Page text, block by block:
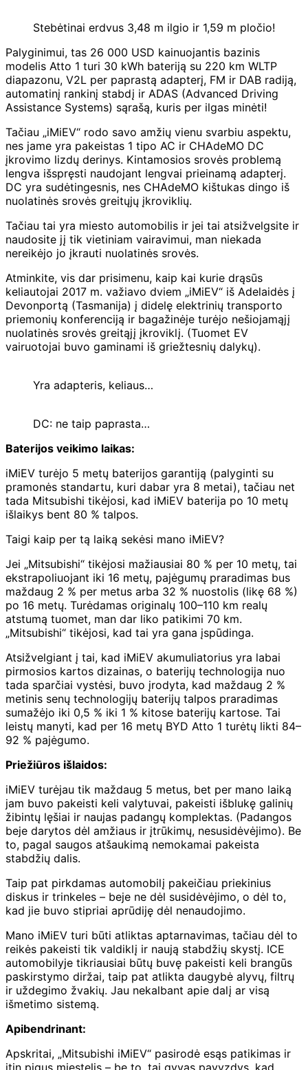
Stebėtinai erdvus 3,48 m ilgio ir 1,59 m pločio!
Palyginimui, tas 26 000 USD kainuojantis bazinis
modelis Atto 1 turi 30 kWh bateriją su 220 km WLTP
diapazonu, V2L per paprastą adapterį, FM ir DAB radiją,
automatinį rankinį stabdį ir ADAS (Advanced Driving
Assistance Systems) sąrašą, kuris per ilgas minėti!
Tačiau „iMiEV“ rodo savo amžių vienu svarbiu aspektu,
nes jame yra pakeistas 1 tipo AC ir CHAdeMO DC
įkrovimo lizdų derinys. Kintamosios srovės problemą
lengva išspręsti naudojant lengvai prieinamą adapterį.
DC yra sudėtingesnis, nes CHAdeMO kištukas dingo iš
nuolatinės srovės greitųjų įkroviklių.
Tačiau tai yra miesto automobilis ir jei tai atsižvelgsite ir
naudosite jį tik vietiniam vairavimui, man niekada
nereikėjo jo įkrauti nuolatinės srovės.
Atminkite, vis dar prisimenu, kaip kai kurie drąsūs
keliautojai 2017 m. važiavo dviem „iMiEV“ iš Adelaidės į
Devonportą (Tasmanija) į didelę elektrinių transporto
priemonių konferenciją ir bagažinėje turėjo nešiojamąjį
nuolatinės srovės greitąjį įkroviklį. (Tuomet EV
vairuotojai buvo gaminami iš griežtesnių dalykų).
Yra adapteris, keliaus…
DC: ne taip paprasta…
Baterijos veikimo laikas:
iMiEV turėjo 5 metų baterijos garantiją (palyginti su
pramonės standartu, kuri dabar yra 8 metai), tačiau net
tada Mitsubishi tikėjosi, kad iMiEV baterija po 10 metų
išlaikys bent 80 % talpos.
Taigi kaip per tą laiką sekėsi mano iMiEV?
Jei „Mitsubishi“ tikėjosi mažiausiai 80 % per 10 metų, tai
ekstrapoliuojant iki 16 metų, pajėgumų praradimas bus
maždaug 2 % per metus arba 32 % nuostolis (likę 68 %)
po 16 metų. Turėdamas originalų 100–110 km realų
atstumą tuomet, man dar liko patikimi 70 km.
„Mitsubishi“ tikėjosi, kad tai yra gana įspūdinga.
Atsižvelgiant į tai, kad iMiEV akumuliatorius yra labai
pirmosios kartos dizainas, o baterijų technologija nuo
tada sparčiai vystėsi, buvo įrodyta, kad maždaug 2 %
metinis senų technologijų baterijų talpos praradimas
sumažėjo iki 0,5 % iki 1 % kitose baterijų kartose. Tai
leistų manyti, kad per 16 metų BYD Atto 1 turėtų likti 84–
92 % pajėgumo.
Priežiūros išlaidos:
iMiEV turėjau tik maždaug 5 metus, bet per mano laiką
jam buvo pakeisti keli valytuvai, pakeisti išblukę galinių
žibintų lęšiai ir naujas padangų komplektas. (Padangos
beje darytos dėl amžiaus ir įtrūkimų, nesusidėvėjimo). Be
to, pagal saugos atšaukimą nemokamai pakeista
stabdžių dalis.
Taip pat pirkdamas automobilį pakeičiau priekinius
diskus ir trinkeles – beje ne dėl susidėvėjimo, o dėl to,
kad jie buvo stipriai aprūdiję dėl nenaudojimo.
Mano iMiEV turi būti atliktas aptarnavimas, tačiau dėl to
reikės pakeisti tik valdiklį ir naują stabdžių skystį. ICE
automobilyje tikriausiai būtų buvę pakeisti keli brangūs
paskirstymo diržai, taip pat atlikta daugybė alyvų, filtrų
ir uždegimo žvakių. Jau nekalbant apie dalį ar visą
išmetimo sistemą.
Apibendrinant:
Apskritai, „Mitsubishi iMiEV“ pasirodė esąs patikimas ir
itin pigus miestelis – be to, tai gyvas pavyzdys, kad